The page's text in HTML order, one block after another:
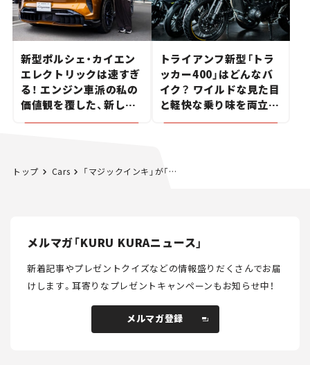
新型ポルシェ・カイエン
エレクトリックは速すぎ
る！ エンジン車派の私の
価値観を覆した、新しい
ポルシェの走り。
トライアンフ新型「トラ
ッカー400」はどんなバ
イク？ ワイルドな見た目
と軽快な乗り味を両立し
た400ccフラットトラッ
トップ Cars 「マジックインキ」が「ふりかけ」に？ ご当地限定ペンタイプふりかけ。
メルマガ「KURU KURAニュース」
新着記事やプレゼントクイズなどの情報盛りだくさんでお届
けします。耳寄りなプレゼントキャンペーンもお知らせ中！
メルマガ登録